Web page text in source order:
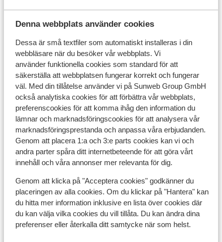
Denna webbplats använder cookies
Dessa är små textfiler som automatiskt installeras i din
webbläsare när du besöker vår webbplats. Vi
använder funktionella cookies som standard för att
säkerställa att webbplatsen fungerar korrekt och fungerar
väl. Med din tillåtelse använder vi på Sunweb Group GmbH
också analytiska cookies för att förbättra vår webbplats,
preferenscookies för att komma ihåg den information du
lämnar och marknadsföringscookies för att analysera vår
marknadsföringsprestanda och anpassa våra erbjudanden.
Genom att placera 1:a och 3:e parts cookies kan vi och
andra parter spåra ditt internetbeteende för att göra vårt
innehåll och våra annonser mer relevanta för dig.
Genom att klicka på "Acceptera cookies" godkänner du
placeringen av alla cookies. Om du klickar på "Hantera" kan
du hitta mer information inklusive en lista över cookies där
du kan välja vilka cookies du vill tillåta. Du kan ändra dina
preferenser eller återkalla ditt samtycke när som helst.
platser ingår "serviceavgift" i notan, då förväntas du
inte ge ytterligare dricks.
El:
Man använder 220 Volt i Turkiet, som i Sverige.
Vatten:
Vi rekommenderar att du bara dricker vatten på flaska,
och aldrig från kranen. Samt att du är försiktig med
isbitar, såvida dessa är gjorda av källvatten.
Mat och dryck:
Priserna är något lägre än i Sverige. En måltid kostar
omkring 100 till 125 kr. Vin kostar lika mycket som i
Sverige - vare sig det rör sig om importerade eller
lokalt producerat vin. Importerad alkohol kan vara
dyrare än det är i Sverige.